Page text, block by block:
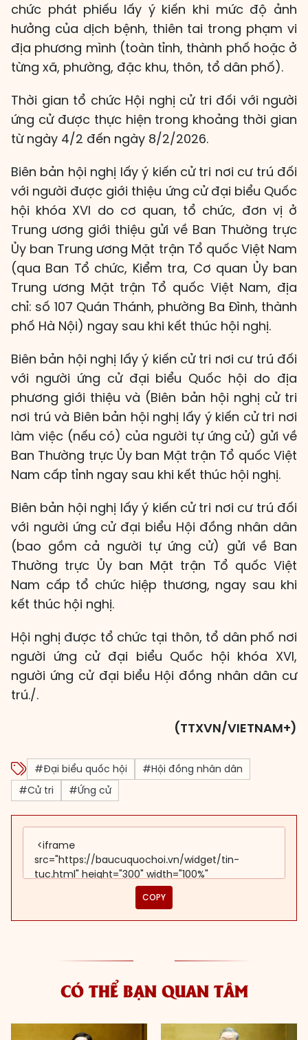
chức phát phiếu lấy ý kiến khi mức độ ảnh
hưởng của dịch bệnh, thiên tai trong phạm vi
địa phương mình (toàn tỉnh, thành phố hoặc ở
từng xã, phường, đặc khu, thôn, tổ dân phố).
Thời gian tổ chức Hội nghị cử tri đối với người
ứng cử được thực hiện trong khoảng thời gian
từ ngày 4/2 đến ngày 8/2/2026.
Biên bản hội nghị lấy ý kiến cử tri nơi cư trú đối
với người được giới thiệu ứng cử đại biểu Quốc
hội khóa XVI do cơ quan, tổ chức, đơn vị ở
Trung ương giới thiệu gửi về Ban Thường trực
Ủy ban Trung ương Mặt trận Tổ quốc Việt Nam
(qua Ban Tổ chức, Kiểm tra, Cơ quan Ủy ban
Trung ương Mặt trận Tổ quốc Việt Nam, địa
chỉ: số 107 Quán Thánh, phường Ba Đình, thành
phố Hà Nội) ngay sau khi kết thúc hội nghị.
Biên bản hội nghị lấy ý kiến cử tri nơi cư trú đối
với người ứng cử đại biểu Quốc hội do địa
phương giới thiệu và (Biên bản hội nghị cử tri
nơi trú và Biên bản hội nghị lấy ý kiến cử tri nơi
làm việc (nếu có) của người tự ứng cử) gửi về
Ban Thường trực Ủy ban Mặt trận Tổ quốc Việt
Nam cấp tỉnh ngay sau khi kết thúc hội nghị.
Biên bản hội nghị lấy ý kiến cử tri nơi cư trú đối
với người ứng cử đại biểu Hội đồng nhân dân
(bao gồm cả người tự ứng cử) gửi về Ban
Thường trực Ủy ban Mặt trận Tổ quốc Việt
Nam cấp tổ chức hiệp thương, ngay sau khi
kết thúc hội nghị.
Hội nghị được tổ chức tại thôn, tổ dân phố nơi
người ứng cử đại biểu Quốc hội khóa XVI,
người ứng cử đại biểu Hội đồng nhân dân cư
trú./.
(TTXVN/VIETNAM+)
#Đại biểu quốc hội
#Hội đồng nhân dân
#Cử tri
#Ứng cử
COPY
CÓ THỂ BẠN QUAN TÂM